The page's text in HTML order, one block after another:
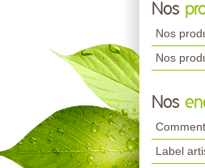
Nos
Nos
Nos
Nos
Label